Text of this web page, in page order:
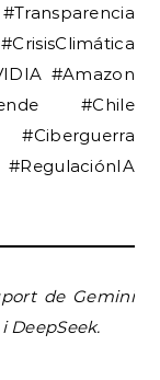
#Amazon
#Chile
de Gemini
DeepSeek.